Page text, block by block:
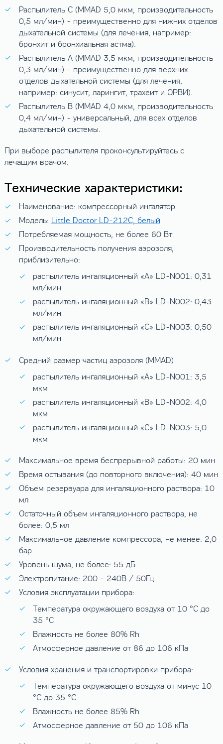
Распылитель C (MMAD 5,0 мкм, производительность
0,5 мл/мин) - преимущественно для нижних отделов
дыхательной системы (для лечения, например:
бронхит и бронхиальная астма).
Распылитель A (MMAD 3,5 мкм, производительность
0,3 мл/мин) - преимущественно для верхних
отделов дыхательной системы (для лечения,
например: синусит, ларингит, трахеит и ОРВИ).
Распылитель B (MMAD 4,0 мкм, производительность
0,4 мл/мин) - универсальный, для всех отделов
дыхательной системы.
При выборе распылителя проконсультируйтесь с
лечащим врачом.
Технические характеристики:
Наименование: компрессорный ингалятор
Модель: Little Doctor LD-212C, белый
Потребляемая мощность, не более 60 Вт
Производительность получения аэрозоля,
приблизительно:
распылитель ингаляционный «A» LD-N001: 0,31
мл/мин
распылитель ингаляционный «B» LD-N002: 0,43
мл/мин
распылитель ингаляционный «C» LD-N003: 0,50
мл/мин
Средний размер частиц аэрозоля (MMАD)
распылитель ингаляционный «A» LD-N001: 3,5
мкм
распылитель ингаляционный «B» LD-N002: 4,0
мкм
распылитель ингаляционный «C» LD-N003: 5,0
мкм
Максимальное время беспрерывной работы: 20 мин
Время остывания (до повторного включения): 40 мин
Объем резервуара для ингаляционного раствора: 10
мл
Остаточный объем ингаляционного раствора, не
более: 0,5 мл
Максимальное давление компрессора, не менее: 2,0
бар
Уровень шума, не более: 55 дБ
Электропитание: 200 - 240B / 50Гц
Условия эксплуатации прибора:
Температура окружающего воздуха от 10 °C до
35 °C
Влажность не более 80% Rh
Атмосферное давление от 86 до 106 кПа
Условия хранения и транспортировки прибора:
Температура окружающего воздуха от минус 10
°C до 35 °C
Влажность не более 85% Rh
Атмосферное давление от 50 до 106 кПа